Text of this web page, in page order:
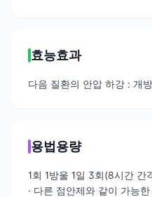
효능효과
다음 질환의 안압 하강 : 개
용법용량
1회 1방울 1일 3회(8시간 간
· 다른 점안제와 같이 가능